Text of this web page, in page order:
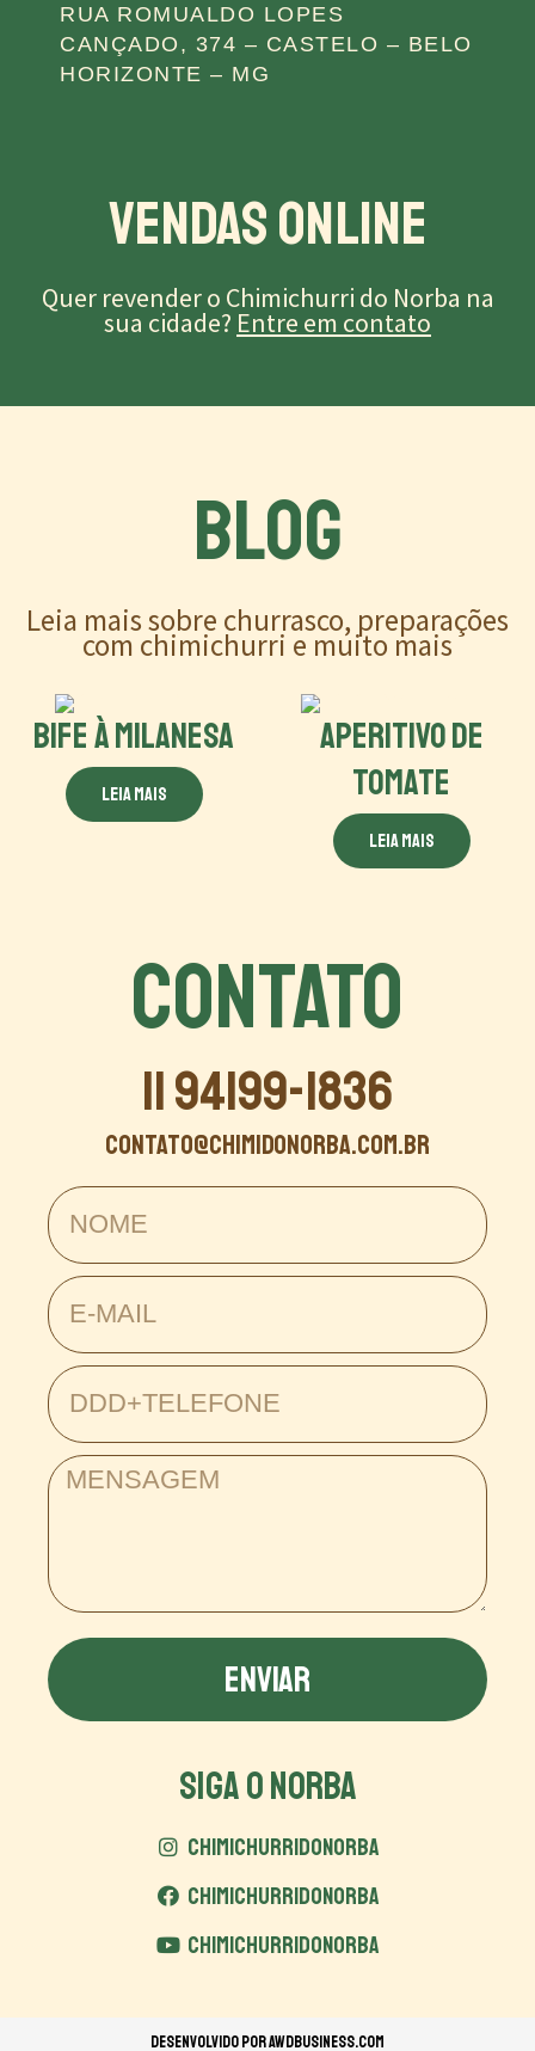
RUA ROMUALDO LOPES
CANÇADO, 374 – CASTELO – BELO
HORIZONTE – MG
Vendas Online
Quer revender o Chimichurri do Norba na
sua cidade? Entre em contato
BLOG
Leia mais sobre churrasco, preparações
com chimichurri e muito mais
BIFE À MILANESA
Leia mais
APERITIVO DE
TOMATE
Leia mais
CONTATO
11 94199-1836
contato@chimidonorba.com.br
ENVIAR
SIGA O NORBA
CHIMICHURRIDONORBA
CHIMICHURRIDONORBA
CHIMICHURRIDONORBA
Desenvolvido porAWDBUSINESS.COM